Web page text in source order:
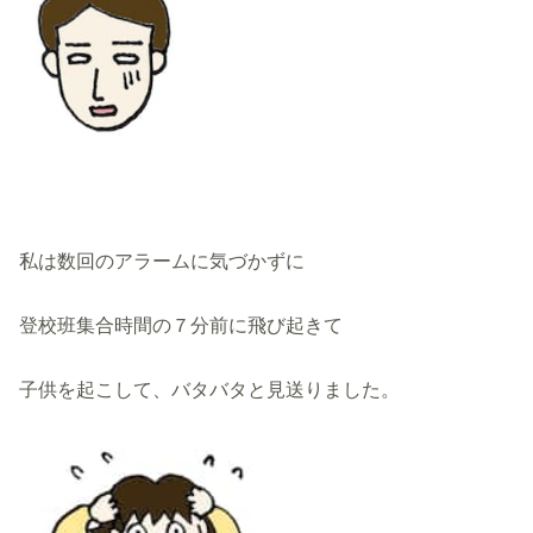
私は数回のアラームに気づかずに
登校班集合時間の７分前に飛び起きて
子供を起こして、バタバタと見送りました。